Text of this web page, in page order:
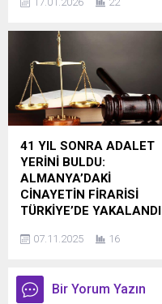
kayıplara tepkisini dile
getirdi. Paylaşımında,...
DUA
Türk vatandaşı, Avrupa
perakende sektörünün en
güçlü markalarından Aldi’nin
kurucusu Karl Albrecht’in
mezarını ziyaret ederek
ettiği dua ile sosyal
medyada ve kamuoyunda
geniş yankı uyandırdı.
Ziyaret sırasında dile
getirilen sözler, yalnızca bir
anma değil; emeğe değer
duyulan vefanın açık ifadesi
41 YIL SONRA ADALET
YERİNİ BULDU:
ALMANYA’DAKİ
CİNAYETİN FİRARİSİ
TÜRKİYE’DE YAKALANDI
yaşındaki hemşire adayı
öldüren ve ardından ortadan
kaybolan Nazmi Gezginci,
07.11.2025 16
Bir Yorum Yazın